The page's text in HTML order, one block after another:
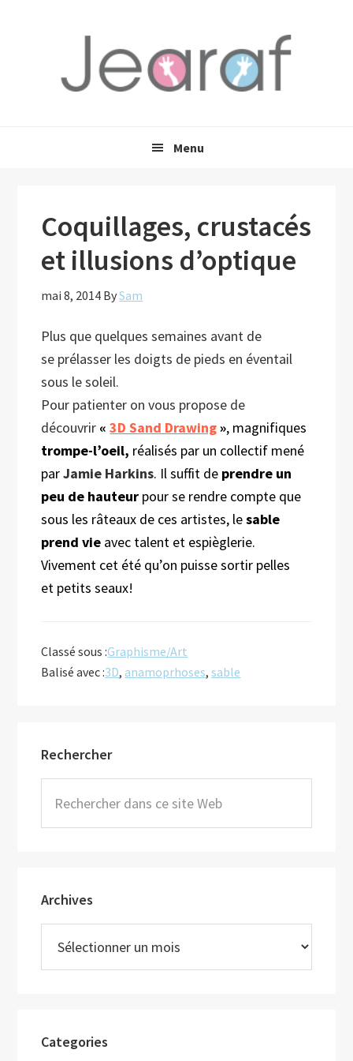
navigation
Menu
Coquillages, crustacés
et illusions d’optique
mai 8, 2014 BySam
Plus que quelques semaines avant de
se prélasser les doigts de pieds en éventail
sous le soleil.
Pour patienter on vous propose de
découvrir «3D Sand Drawing», magnifiques
trompe-l’oeil, réalisés par un collectif mené
parJamie Harkins. Il suffit de prendre un
peu de hauteur pour se rendre compte que
sous les râteaux de ces artistes, lesable
prend vie avec talent et espièglerie.
Vivement cet été qu’on puisse sortir pelles
et petits seaux!
Classé sous :Graphisme/Art
Balisé avec :3D, anamoprhoses,sable
latérale
principale
Rechercher
dans
ce
Archives
Categories